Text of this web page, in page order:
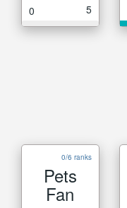
0 5
0/6 ranks
Pets
Fan